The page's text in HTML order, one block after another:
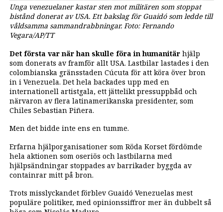
Unga venezuelaner kastar sten mot militären som stoppat
bistånd donerat av USA. Ett bakslag för Guaidó som ledde till
våldsamma sammandrabbningar. Foto: Fernando
Vegara/AP/TT
Det första var när han skulle föra in humanitär hjälp
som donerats av framför allt USA. Lastbilar lastades i den
colombianska gränsstaden Cúcuta för att köra över bron
in i Venezuela. Det hela backades upp med en
internationell artistgala, ett jättelikt pressuppbåd och
närvaron av flera latinamerikanska presidenter, som
Chiles Sebastian Piñera.
Men det bidde inte ens en tumme.
Erfarna hjälporganisationer som Röda Korset fördömde
hela aktionen som oseriös och lastbilarna med
hjälpsändningar stoppades av barrikader byggda av
containrar mitt på bron.
Trots misslyckandet förblev Guaidó Venezuelas mest
populäre politiker, med opinionssiffror mer än dubbelt så